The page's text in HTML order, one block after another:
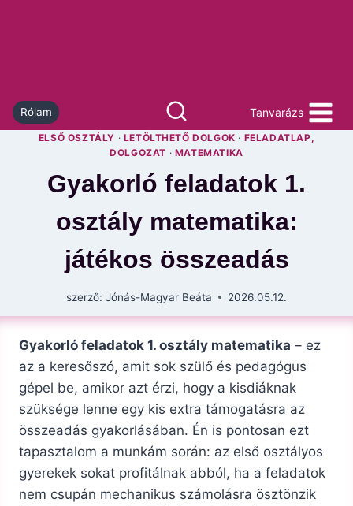
Rólam Tanvarázs
ELSŐ OSZTÁLY · LETÖLTHETŐ DOLGOK · FELADATLAP,
DOLGOZAT · MATEMATIKA
Gyakorló feladatok 1.
osztály matematika:
játékos összeadás
szerző: Jónás-Magyar Beáta 2026.05.12.
Gyakorló feladatok 1. osztály matematika – ez
az a keresőszó, amit sok szülő és pedagógus
gépel be, amikor azt érzi, hogy a kisdiáknak
szüksége lenne egy kis extra támogatásra az
összeadás gyakorlásában. Én is pontosan ezt
tapasztalom a munkám során: az első osztályos
gyerekek sokat profitálnak abból, ha a feladatok
nem csupán mechanikus számolásra ösztönzik